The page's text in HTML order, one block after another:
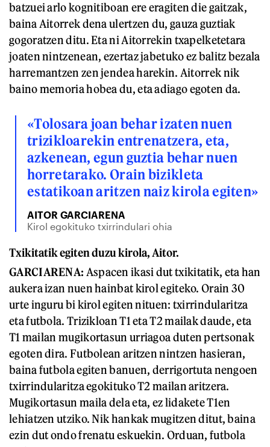
batzuei arlo kognitiboan ere eragiten die gaitzak,
baina Aitorrek dena ulertzen du, gauza guztiak
gogoratzen ditu. Eta ni Aitorrekin txapelketetara
joaten nintzenean, ezertaz jabetuko ez balitz bezala
harremantzen zen jendea harekin. Aitorrek nik
baino memoria hobea du, eta adiago egoten da.
«Tolosara joan behar izaten nuen
trizikloarekin entrenatzera, eta,
azkenean, egun guztia behar nuen
horretarako. Orain bizikleta
estatikoan aritzen naiz kirola egiten»
AITOR GARCIARENA
Kirol egokituko txirrindulari ohia
Txikitatik egiten duzu kirola, Aitor.
GARCIARENA: Aspacen ikasi dut txikitatik, eta han
aukera izan nuen hainbat kirol egiteko. Orain 30
urte inguru bi kirol egiten nituen: txirrindularitza
eta futbola. Trizikloan T1 eta T2 mailak daude, eta
T1 mailan mugikortasun urriagoa duten pertsonak
egoten dira. Futbolean aritzen nintzen hasieran,
baina futbola egiten banuen, derrigortuta nengoen
txirrindularitza egokituko T2 mailan aritzera.
Mugikortasun maila dela eta, ez lidakete T1en
lehiatzen utziko. Nik hankak mugitzen ditut, baina
ezin dut ondo frenatu eskuekin. Orduan, futbola